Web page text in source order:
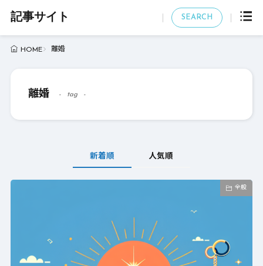
記事サイト SEARCH
HOME 離婚
離婚 tag
新着順 人気順
全般